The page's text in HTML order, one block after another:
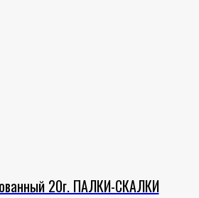
20г. ПАЛКИ-СКАЛКИ